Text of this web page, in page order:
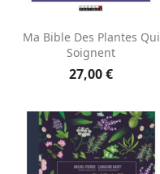
Ma Bible Des Plantes Qui
Soignent
27,00 €